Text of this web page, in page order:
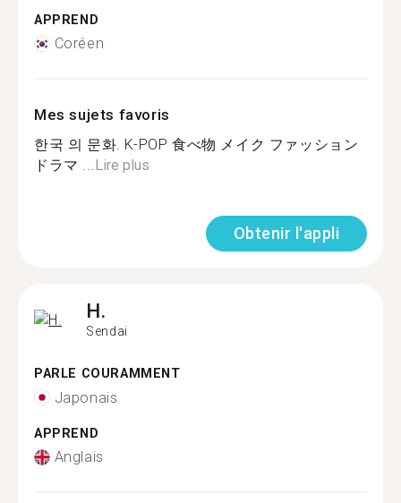
APPREND
Coréen
Mes sujets favoris
한국 의 문화. K-POP 食べ物 メイク ファッション
ドラマ ...Lire plus
Obtenir l'appli
H.
Sendai
PARLE COURAMMENT
Japonais
APPREND
Anglais